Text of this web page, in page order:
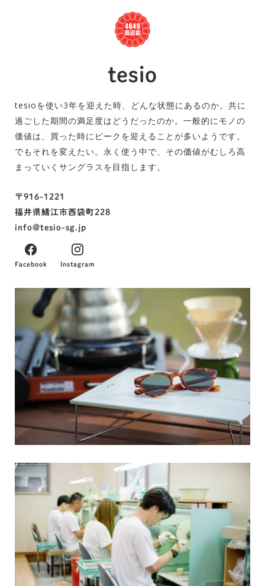
tesio
tesioを使い3年を迎えた時、どんな状態にあるのか。共に
過ごした期間の満足度はどうだったのか。一般的にモノの
価値は、買った時にピークを迎えることが多いようです。
でもそれを変えたい。永く使う中で、その価値がむしろ高
まっていくサングラスを目指します。
〒916-1221
福井県鯖江市西袋町228
info@tesio-sg.jp
Facebook Instagram